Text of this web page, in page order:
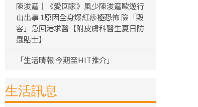
陳浚霆｜《愛回家》風少陳浚霆歐遊行
山出事 1原因全身爆紅疹極恐怖 險「毀
容」急回港求醫【附皮膚科醫生夏日防
蟲貼士】
「生活晴報 今期至HIT推介」
生活訊息